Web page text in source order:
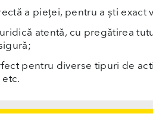
a pieței, pentru a ști exact
atentă, cu pregătirea
pentru diverse tipuri de